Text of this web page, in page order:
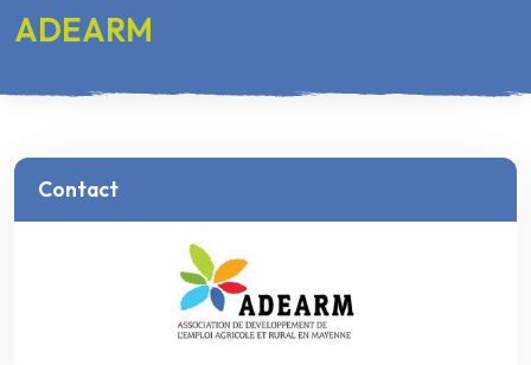
ADEARM
Contact